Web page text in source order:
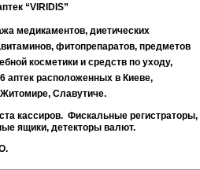
“VIRIDIS”
медикаментов, диетических
фитопрепаратов, предметов
косметики и средств по уходу,
аптек расположенных в Киеве,
Славутиче.
кассиров. Фискальные регистраторы,
ящики, детекторы валют.